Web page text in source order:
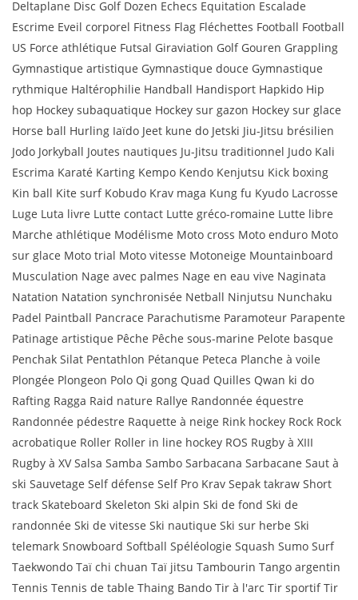
Deltaplane Disc Golf Dozen Echecs Equitation Escalade
Escrime Eveil corporel Fitness Flag Fléchettes Football Football
US Force athlétique Futsal Giraviation Golf Gouren Grappling
Gymnastique artistique Gymnastique douce Gymnastique
rythmique Haltérophilie Handball Handisport Hapkido Hip
hop Hockey subaquatique Hockey sur gazon Hockey sur glace
Horse ball Hurling Iaïdo Jeet kune do Jetski Jiu-Jitsu brésilien
Jodo Jorkyball Joutes nautiques Ju-Jitsu traditionnel Judo Kali
Escrima Karaté Karting Kempo Kendo Kenjutsu Kick boxing
Kin ball Kite surf Kobudo Krav maga Kung fu Kyudo Lacrosse
Luge Luta livre Lutte contact Lutte gréco-romaine Lutte libre
Marche athlétique Modélisme Moto cross Moto enduro Moto
sur glace Moto trial Moto vitesse Motoneige Mountainboard
Musculation Nage avec palmes Nage en eau vive Naginata
Natation Natation synchronisée Netball Ninjutsu Nunchaku
Padel Paintball Pancrace Parachutisme Paramoteur Parapente
Patinage artistique Pêche Pêche sous-marine Pelote basque
Penchak Silat Pentathlon Pétanque Peteca Planche à voile
Plongée Plongeon Polo Qi gong Quad Quilles Qwan ki do
Rafting Ragga Raid nature Rallye Randonnée équestre
Randonnée pédestre Raquette à neige Rink hockey Rock Rock
acrobatique Roller Roller in line hockey ROS Rugby à XIII
Rugby à XV Salsa Samba Sambo Sarbacana Sarbacane Saut à
ski Sauvetage Self défense Self Pro Krav Sepak takraw Short
track Skateboard Skeleton Ski alpin Ski de fond Ski de
randonnée Ski de vitesse Ski nautique Ski sur herbe Ski
telemark Snowboard Softball Spéléologie Squash Sumo Surf
Taekwondo Taï chi chuan Taï jitsu Tambourin Tango argentin
Tennis Tennis de table Thaing Bando Tir à l'arc Tir sportif Tir